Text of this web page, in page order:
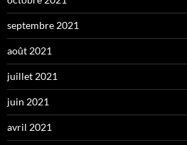
septembre 2021
août 2021
juillet 2021
juin 2021
avril 2021